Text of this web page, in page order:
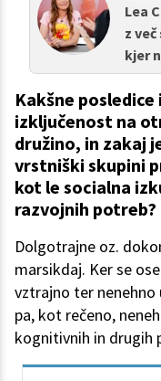
Lea
z
kjer
Kakšne
izključenost na
družino, in zakaj
vrstniški skupini
kot le socialna
razvojnih potreb?
Dolgotrajne oz.
marsikdaj. Ker se
vztrajno ter
pa, kot rečeno,
kognitivnih in drugih